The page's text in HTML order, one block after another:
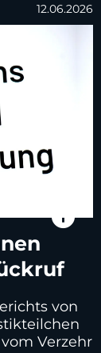
12.06.2026
info
von
Verzehr